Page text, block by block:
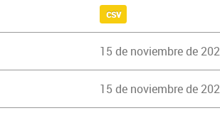
csv
15 de noviembre de
15 de noviembre de